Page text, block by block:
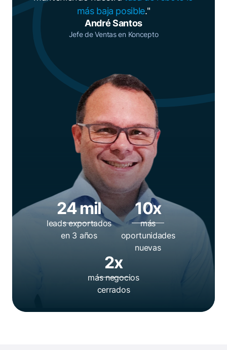
más baja posible."
André Santos
Jefe de Ventas en Koncepto
24 mil
leads exportados
en 3 años
10x
más
oportunidades
nuevas
2x
más negocios
cerrados